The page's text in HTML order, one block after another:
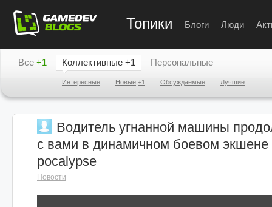
Топики Блоги Люди
Все +1 Коллективные +1
Интересные Новые +1 Обсуждаемые Лучшие
Персональные
Водитель угнанной машины
с вами в динамичном боевом экшене
pocalypse
Новости